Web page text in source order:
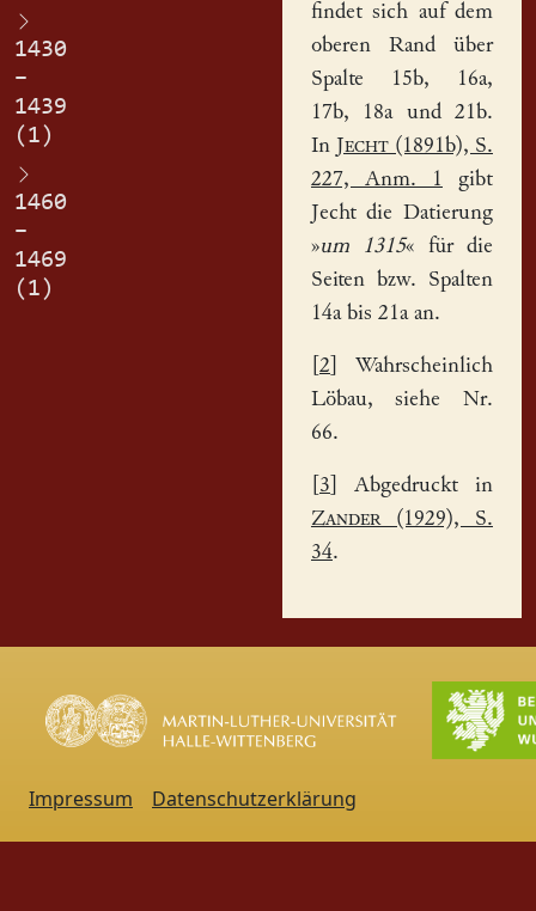
1430
–
1439
(1)
1460
–
1469
(1)
findet sich auf dem
oberen Rand über
Spalte 15b, 16a,
17b, 18a und 21b.
In Jecht(1891b), S.
227, Anm. 1
gibt
Jecht die Datierung
»um 1315« für die
Seiten bzw. Spalten
14a bis 21a an.
2 ] Wahrscheinlich
Löbau, siehe Nr.
66.
3 ] Abgedruckt in
Zander(1929), S.
34.
Impressum Datenschutzerklärung